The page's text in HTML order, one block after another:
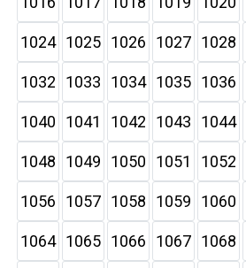
1024 1025 1026 1027 1028
1032 1033 1034 1035 1036
1040 1041 1042 1043 1044
1048 1049 1050 1051 1052
1056 1057 1058 1059 1060
1064 1065 1066 1067 1068